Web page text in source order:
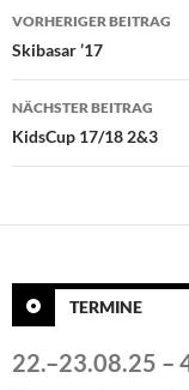
VORHERIGER BEITRAG
Skibasar ’17
NÄCHSTER BEITRAG
KidsCup 17/18 2&3
TERMINE
22.–23.08.25 –